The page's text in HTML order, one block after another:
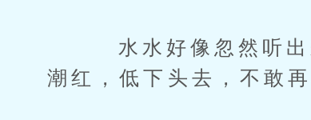
水水好像忽然听出来
潮红，低下头去，不敢再